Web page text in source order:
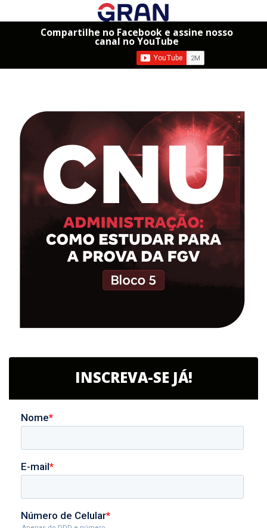
Compartilhe no Facebook e assine nosso
canal no YouTube
INSCREVA-SE JÁ!